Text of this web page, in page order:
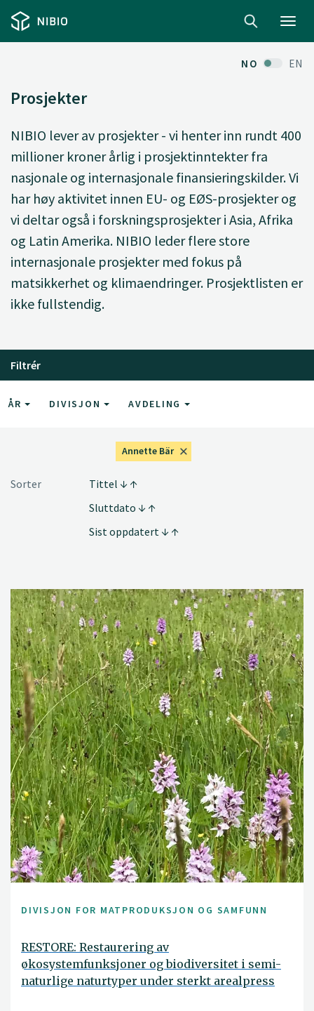
NO EN
Prosjekter
NIBIO lever av prosjekter - vi henter inn rundt 400
millioner kroner årlig i prosjektinntekter fra
nasjonale og internasjonale finansieringskilder. Vi
har høy aktivitet innen EU- og EØS-prosjekter og
vi deltar også i forskningsprosjekter i Asia, Afrika
og Latin Amerika. NIBIO leder flere store
internasjonale prosjekter med fokus på
matsikkerhet og klimaendringer. Prosjektlisten er
ikke fullstendig.
Filtrér
ÅR DIVISJON AVDELING
Annette Bär
Sorter
Tittel
Sluttdato
Sist oppdatert
DIVISJON FOR MATPRODUKSJON OG SAMFUNN
RESTORE: Restaurering av
økosystemfunksjoner og biodiversitet i semi-
naturlige naturtyper under sterkt arealpress